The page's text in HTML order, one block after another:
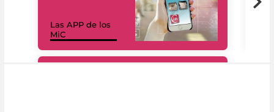
Las APP de los
MiC